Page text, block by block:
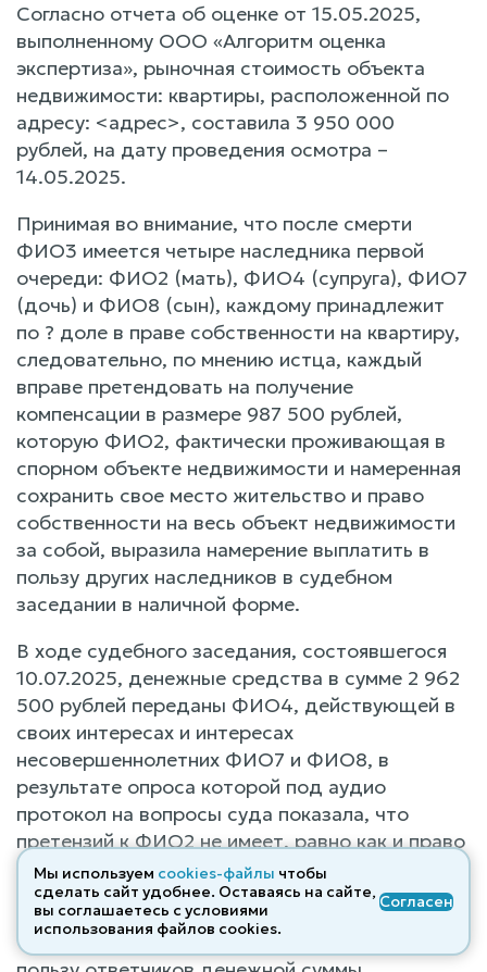
Согласно отчета об оценке от 15.05.2025,
выполненному ООО «Алгоритм оценка
экспертиза», рыночная стоимость объекта
недвижимости: квартиры, расположенной по
адресу: <адрес>, составила 3 950 000
рублей, на дату проведения осмотра –
14.05.2025.
Принимая во внимание, что после смерти
ФИО3 имеется четыре наследника первой
очереди: ФИО2 (мать), ФИО4 (супруга), ФИО7
(дочь) и ФИО8 (сын), каждому принадлежит
по ? доле в праве собственности на квартиру,
следовательно, по мнению истца, каждый
вправе претендовать на получение
компенсации в размере 987 500 рублей,
которую ФИО2, фактически проживающая в
спорном объекте недвижимости и намеренная
сохранить свое место жительство и право
собственности на весь объект недвижимости
за собой, выразила намерение выплатить в
пользу других наследников в судебном
заседании в наличной форме.
В ходе судебного заседания, состоявшегося
10.07.2025, денежные средства в сумме 2 962
500 рублей переданы ФИО4, действующей в
своих интересах и интересах
несовершеннолетних ФИО7 и ФИО8, в
результате опроса которой под аудио
протокол на вопросы суда показала, что
претензий к ФИО2 не имеет, равно как и право
притязаний на спорный объект недвижимости.
При таких обстоятельствах, суд полагает,
требования истца в части взыскания с истца в
Мы используем cookies-файлы чтобы
сделать сайт удобнее. Оставаясь на сайте,
вы соглашаетесь с условиями
использования файлов cооkies.
Согласен